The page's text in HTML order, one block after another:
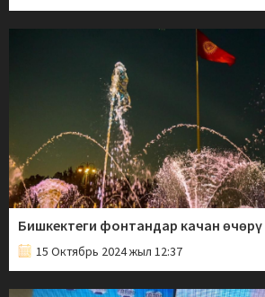
Бишкектеги фонтандар качан
15 Октябрь 2024 жыл 12:37